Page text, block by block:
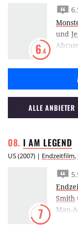
6.4
und
ALLE ANBIETER
I AM LEGEND
US(2007) | Endzeitfilm,
7
Smith
Man-